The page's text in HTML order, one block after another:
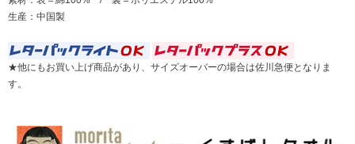
生産：中国製
★他にもお買い上げ商品があり、サイズオーバーの場合は佐川急便となりま
す。